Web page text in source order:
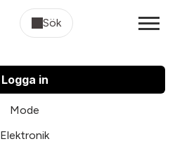
Sök
Logga in
Mode
Elektronik